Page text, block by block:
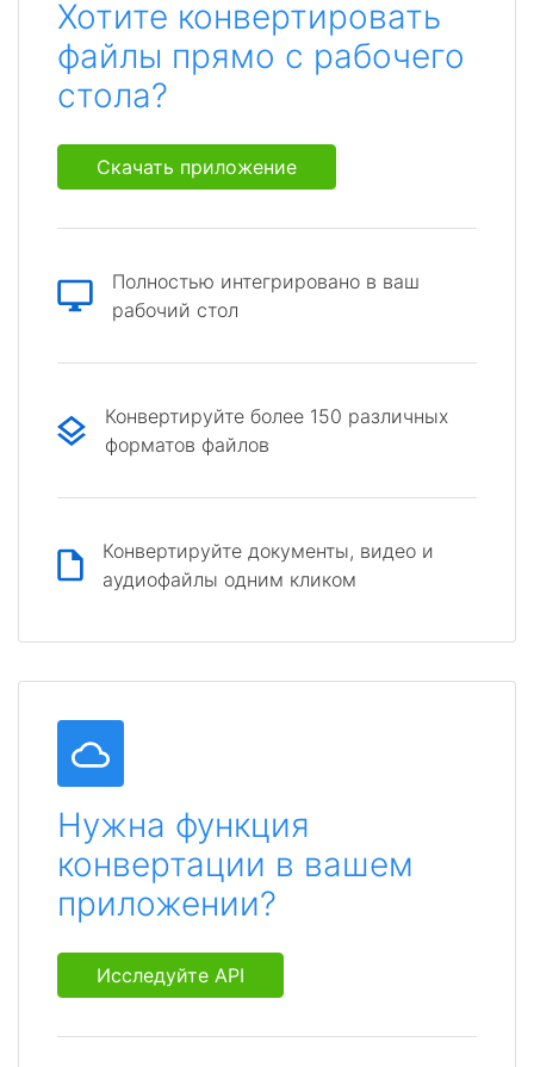
Хотите конвертировать
файлы прямо с рабочего
стола?
Скачать приложение
Полностью интегрировано в ваш
рабочий стол
Конвертируйте более 150 различных
форматов файлов
Конвертируйте документы, видео и
аудиофайлы одним кликом
Нужна функция
конвертации в вашем
приложении?
Исследуйте API